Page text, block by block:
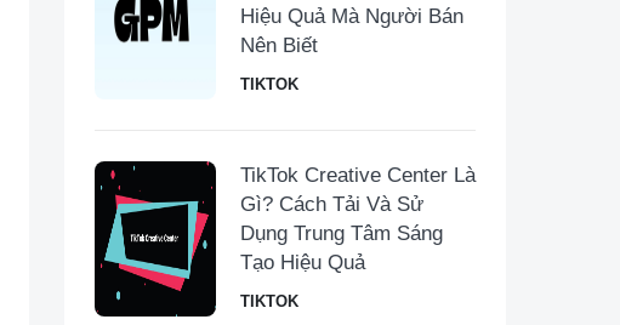
Hiệu Quả Mà Người Bán
Nên Biết
TIKTOK
TikTok Creative Center Là
Gì? Cách Tải Và Sử
Dụng Trung Tâm Sáng
Tạo Hiệu Quả
TIKTOK